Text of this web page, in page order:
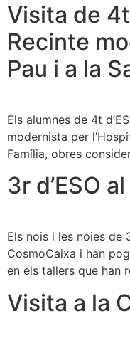
Visita de 4t
Recinte
Pau i a la
Els alumnes de 4t
modernista per
Família, obres
3r d’ESO
Els nois i les noies de
CosmoCaixa i han
en els tallers que han
Visita a la